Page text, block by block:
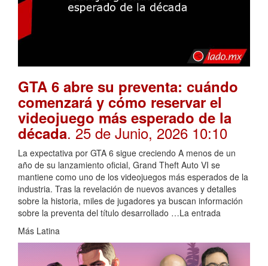
GTA 6 abre su preventa: cuándo
comenzará y cómo reservar el
videojuego más esperado de la
década. 25 de Junio, 2026 10:10
La expectativa por GTA 6 sigue creciendo A menos de un
año de su lanzamiento oficial, Grand Theft Auto VI se
mantiene como uno de los videojuegos más esperados de la
industria. Tras la revelación de nuevos avances y detalles
sobre la historia, miles de jugadores ya buscan información
sobre la preventa del título desarrollado …La entrada
Más Latina